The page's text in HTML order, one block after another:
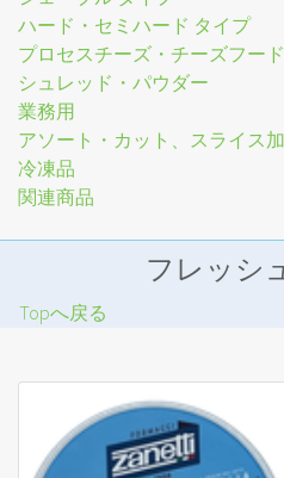
ハード・セミハード タイプ
プロセスチーズ・チーズフード
シュレッド・パウダー
業務用
アソート・カット、スライス
冷凍品
関連商品
フレッシ
Topへ戻る